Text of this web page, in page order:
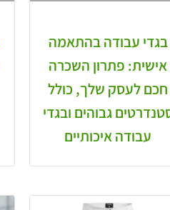
בגדי עבודה בהתאמה
אישית: פתרון השכרה
חכם לעסק שלך, כולל
גבוהים ובגדי
עבודה איכותיים